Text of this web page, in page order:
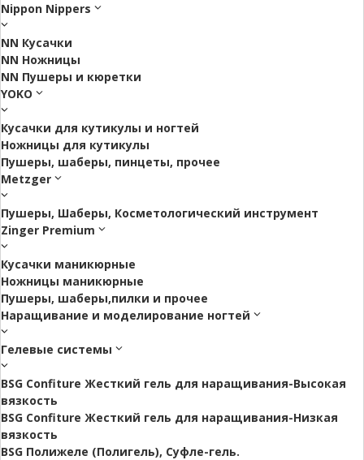
Nippon Nippers
NN Кусачки
NN Ножницы
NN Пушеры и кюретки
YOKO
Кусачки для кутикулы и ногтей
Ножницы для кутикулы
Пушеры, шаберы, пинцеты, прочее
Metzger
Пушеры, Шаберы, Косметологический инструмент
Zinger Premium
Кусачки маникюрные
Ножницы маникюрные
Пушеры, шаберы,пилки и прочее
Наращивание и моделирование ногтей
Гелевые системы
BSG Confiture Жесткий гель для наращивания-Высокая
вязкость
BSG Confiture Жесткий гель для наращивания-Низкая
вязкость
BSG Полижеле (Полигель), Суфле-гель.